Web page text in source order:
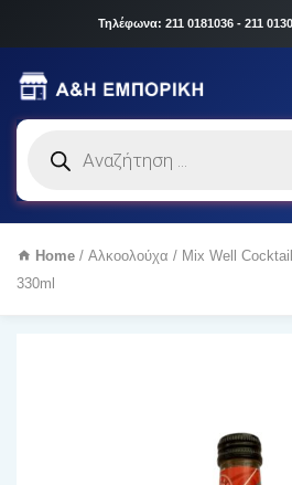
Τηλέφωνα: 211 0181036 - 211
search
Home / Αλκοολούχα / Mix Well
330ml